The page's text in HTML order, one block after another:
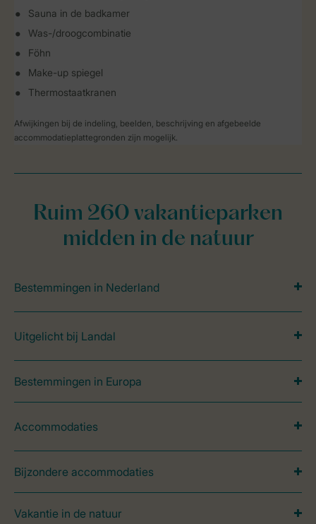
Sauna in de badkamer
Was-/droogcombinatie
Föhn
Make-up spiegel
Thermostaatkranen
Afwijkingen bij de indeling, beelden, beschrijving en afgebeelde
accommodatieplattegronden zijn mogelijk.
Ruim 260 vakantieparken
midden in de natuur
Bestemmingen in Nederland
Uitgelicht bij Landal
Bestemmingen in Europa
Accommodaties
Bijzondere accommodaties
Vakantie in de natuur